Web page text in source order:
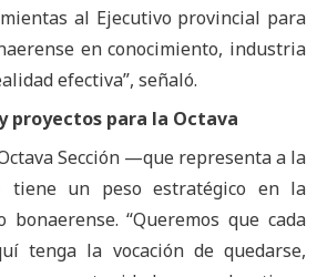
al Ejecutivo provincial para
en conocimiento, industria
efectiva”, señaló.
proyectos para la Octava
Sección —que representa a la
tiene un peso estratégico en la
“Queremos que cada
tenga la vocación de quedarse,